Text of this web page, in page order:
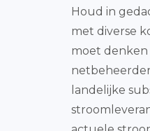
Houd in
met diverse
moet denken
landelijke